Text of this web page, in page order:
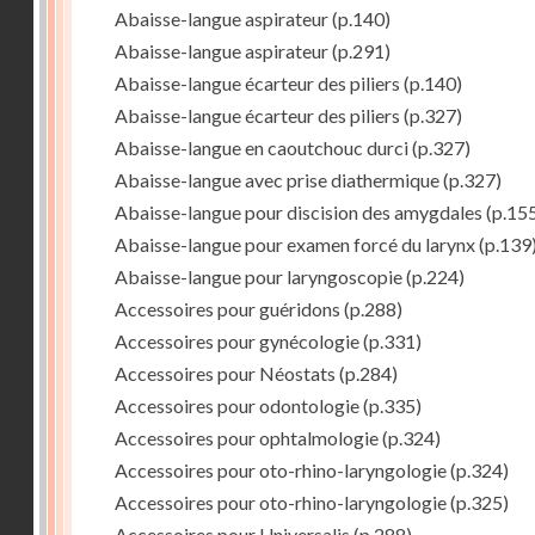
Abaisse-langue aspirateur(p.140)
Abaisse-langue aspirateur(p.291)
Abaisse-langue écarteur des piliers (p.140)
Abaisse-langue écarteur des piliers (p.327)
Abaisse-langue en caoutchouc durci(p.327)
Abaisse-langue avec prise diathermique(p.327)
Abaisse-langue pour discision des amygdales
Abaisse-langue pour examen forcé du larynx
Abaisse-langue pour laryngoscopie(p.224)
Accessoires pour guéridons (p.288)
Accessoires pour gynécologie(p.331)
Accessoires pour Néostats (p.284)
Accessoires pour odontologie(p.335)
Accessoires pour ophtalmologie(p.324)
Accessoires pour oto-rhino-laryngologie(p.324)
Accessoires pour oto-rhino-laryngologie(p.325)